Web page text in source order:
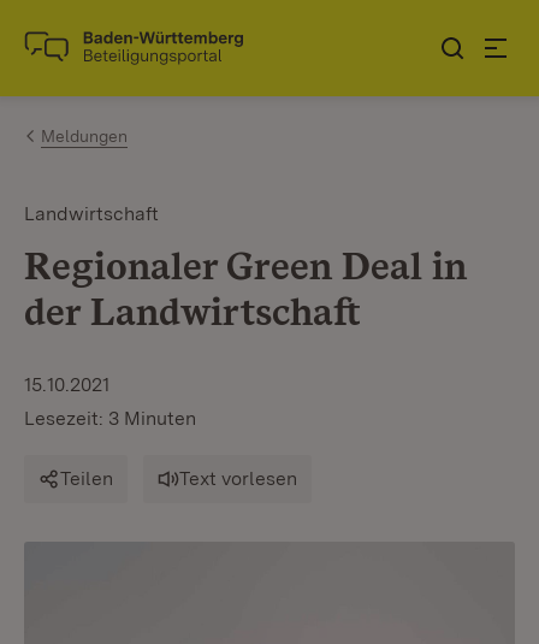
Zum Inhalt springen
Link zur Startseite
Meldungen
Landwirtschaft
Regionaler Green Deal in
der Landwirtschaft
15.10.2021
Lesezeit: 3 Minuten
Teilen Text vorlesen